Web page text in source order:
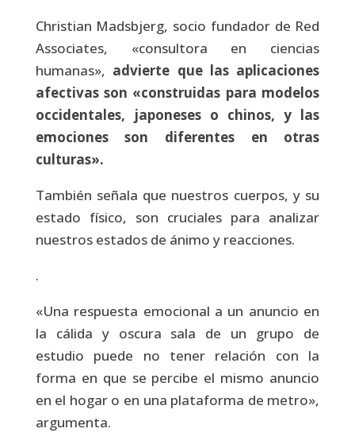
Christian Madsbjerg, socio fundador de Red
Associates, «consultora en ciencias
humanas», advierte que las aplicaciones
afectivas son «construidas para modelos
occidentales, japoneses o chinos, y las
emociones son diferentes en otras
culturas».
También señala que nuestros cuerpos, y su
estado físico, son cruciales para analizar
nuestros estados de ánimo y reacciones.
.
«Una respuesta emocional a un anuncio en
la cálida y oscura sala de un grupo de
estudio puede no tener relación con la
forma en que se percibe el mismo anuncio
en el hogar o en una plataforma de metro»,
argumenta.